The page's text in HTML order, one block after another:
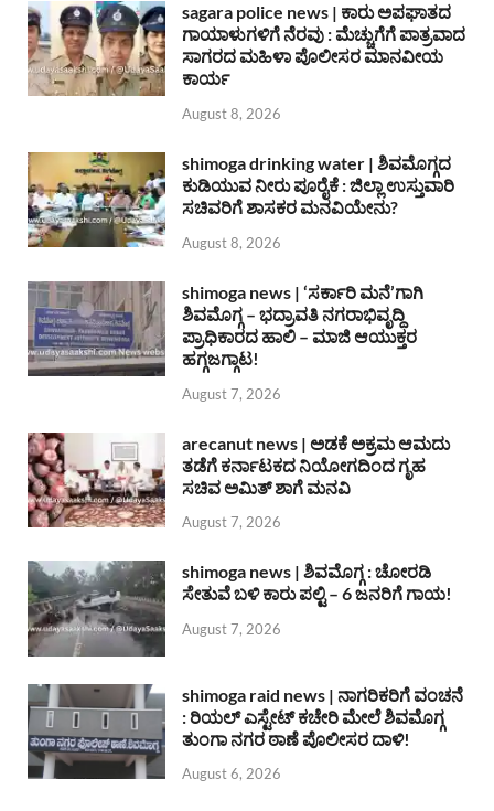
sagara police news | ಕಾರು ಅಪಘಾತದ
ಗಾಯಾಳುಗಳಿಗೆ ನೆರವು : ಮೆಚ್ಚುಗೆಗೆ ಪಾತ್ರವಾದ
ಸಾಗರದ ಮಹಿಳಾ ಪೊಲೀಸರ ಮಾನವೀಯ
ಕಾರ್ಯ
August 8, 2026
shimoga drinking water | ಶಿವಮೊಗ್ಗದ
ಕುಡಿಯುವ ನೀರು ಪೂರೈಕೆ : ಜಿಲ್ಲಾ ಉಸ್ತುವಾರಿ
ಸಚಿವರಿಗೆ ಶಾಸಕರ ಮನವಿಯೇನು?
August 8, 2026
shimoga news | ‘ಸರ್ಕಾರಿ ಮನೆ’ಗಾಗಿ
ಶಿವಮೊಗ್ಗ – ಭದ್ರಾವತಿ ನಗರಾಭಿವೃದ್ದಿ
ಪ್ರಾಧಿಕಾರದ ಹಾಲಿ – ಮಾಜಿ ಆಯುಕ್ತರ
ಹಗ್ಗಜಗ್ಗಾಟ!
August 7, 2026
arecanut news | ಅಡಕೆ ಅಕ್ರಮ ಆಮದು
ತಡೆಗೆ ಕರ್ನಾಟಕದ ನಿಯೋಗದಿಂದ ಗೃಹ
ಸಚಿವ ಅಮಿತ್ ಶಾಗೆ ಮನವಿ
August 7, 2026
shimoga news | ಶಿವಮೊಗ್ಗ : ಚೋರಡಿ
ಸೇತುವೆ ಬಳಿ ಕಾರು ಪಲ್ಟಿ – 6 ಜನರಿಗೆ ಗಾಯ!
August 7, 2026
shimoga raid news | ನಾಗರಿಕರಿಗೆ ವಂಚನೆ
: ರಿಯಲ್ ಎಸ್ಟೇಟ್ ಕಚೇರಿ ಮೇಲೆ ಶಿವಮೊಗ್ಗ
ತುಂಗಾ ನಗರ ಠಾಣೆ ಪೊಲೀಸರ ದಾಳಿ!
August 6, 2026